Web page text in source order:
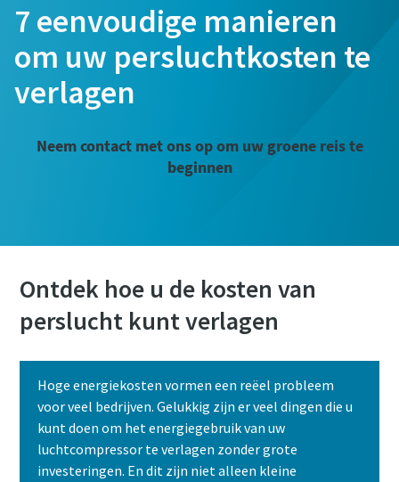
7 eenvoudige manieren
om uw persluchtkosten te
verlagen
Neem contact met ons op om uw groene reis te
beginnen
Ontdek hoe u de kosten van
perslucht kunt verlagen
Hoge energiekosten vormen een reëel probleem
voor veel bedrijven. Gelukkig zijn er veel dingen die u
kunt doen om het energiegebruik van uw
luchtcompressor te verlagen zonder grote
investeringen. En dit zijn niet alleen kleine